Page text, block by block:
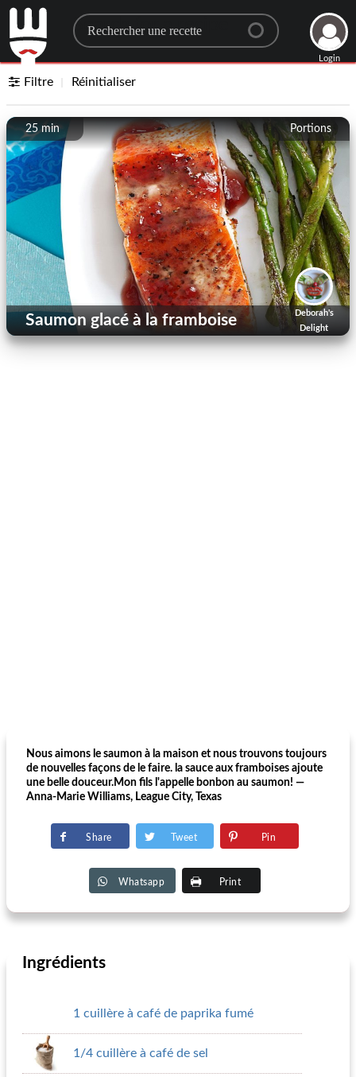
Search for a recipe
Login
Filtre Réinitialiser
Portions
25 min
Deborah's
Delight
Saumon glacé à la framboise
Nous aimons le saumon à la maison et nous trouvons toujours
de nouvelles façons de le faire. la sauce aux framboises ajoute
une belle douceur.Mon fils l'appelle bonbon au saumon! —
Anna-Marie Williams, League City, Texas
Share Tweet Pin
Whatsapp Print
Ingrédients
1 cuillère à café de paprika fumé
1/4 cuillère à café de sel